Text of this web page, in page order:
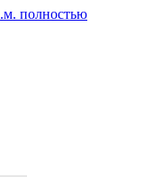
полностью